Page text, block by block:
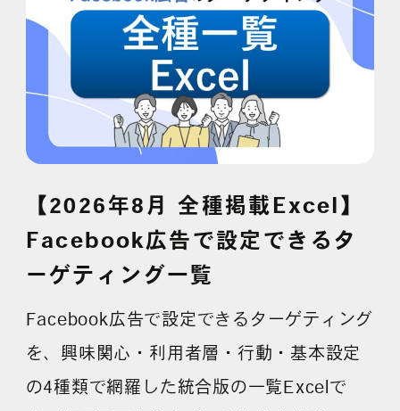
資料ダウンロード
セミナー申し込み
無料診断実施中
Webマーケティング用語集
【2026年8月 全種掲載Excel】
Facebook広告で設定できるタ
ーゲティング一覧
Facebook広告で設定できるターゲティング
を、興味関心・利用者層・行動・基本設定
の4種類で網羅した統合版の一覧Excelで